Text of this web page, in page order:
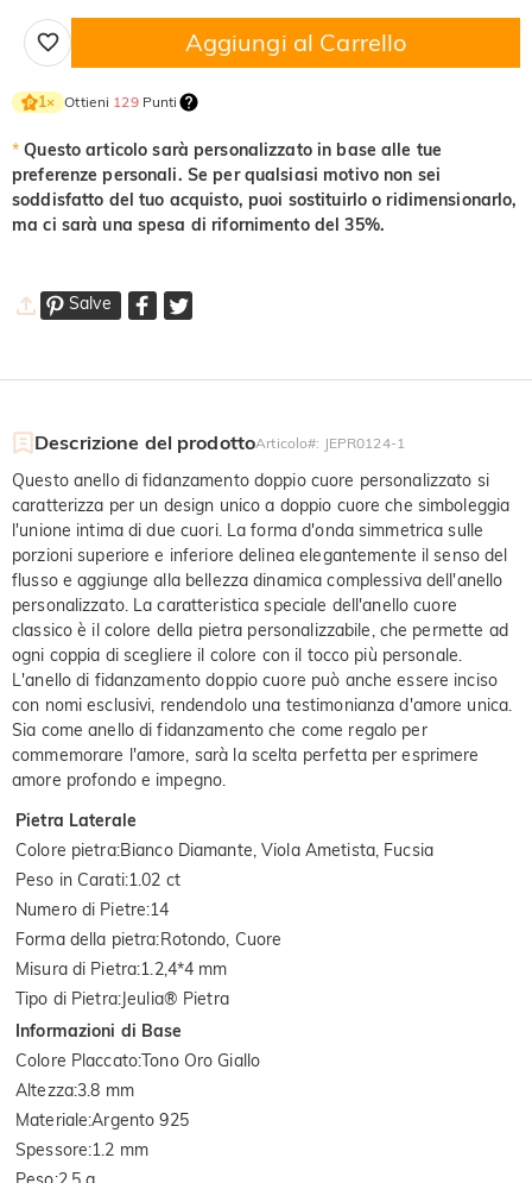
Aggiungi al Carrello
1× Ottieni 129Punti
* Questo articolo sarà personalizzato in base alle tue
preferenze personali. Se per qualsiasi motivo non sei
soddisfatto del tuo acquisto, puoi sostituirlo o ridimensionarlo,
ma ci sarà una spesa di rifornimento del 35%.
Salve
Descrizione del prodottoArticolo#: JEPR0124-1
Questo anello di fidanzamento doppio cuore personalizzato si
caratterizza per un design unico a doppio cuore che simboleggia
l'unione intima di due cuori. La forma d'onda simmetrica sulle
porzioni superiore e inferiore delinea elegantemente il senso del
flusso e aggiunge alla bellezza dinamica complessiva dell'anello
personalizzato. La caratteristica speciale dell'anello cuore
classico è il colore della pietra personalizzabile, che permette ad
ogni coppia di scegliere il colore con il tocco più personale.
L'anello di fidanzamento doppio cuore può anche essere inciso
con nomi esclusivi, rendendolo una testimonianza d'amore unica.
Sia come anello di fidanzamento che come regalo per
commemorare l'amore, sarà la scelta perfetta per esprimere
amore profondo e impegno.
Pietra Laterale
Colore pietra:Bianco Diamante, Viola Ametista, Fucsia
Peso in Carati:1.02 ct
Numero di Pietre:14
Forma della pietra:Rotondo, Cuore
Misura di Pietra:1.2,4*4 mm
Tipo di Pietra:Jeulia® Pietra
Informazioni di Base
Colore Placcato:Tono Oro Giallo
Altezza:3.8 mm
Materiale:Argento 925
Spessore:1.2 mm